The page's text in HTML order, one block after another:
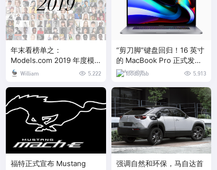
年末看榜单之：
Models.com 2019 年度模
特大奖William 5,222
“剪刀脚”键盘回归！16 英寸
的 MacBook Pro 正式发布
了 toodaylab 5,913
福特正式宣布 Mustang
强调自然和环保，马自达首